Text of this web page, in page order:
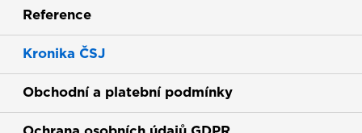
Reference
Kronika ČSJ
Obchodní a platební podmínky